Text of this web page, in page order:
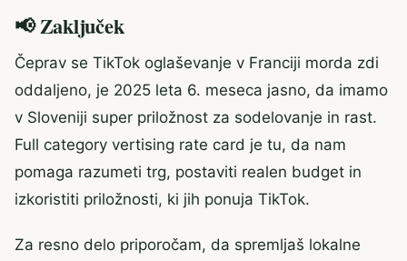
📢 Zaključek
Čeprav se TikTok oglaševanje v Franciji morda zdi
oddaljeno, je 2025 leta 6. meseca jasno, da imamo
v Sloveniji super priložnost za sodelovanje in rast.
Full category vertising rate card je tu, da nam
pomaga razumeti trg, postaviti realen budget in
izkoristiti priložnosti, ki jih ponuja TikTok.
Za resno delo priporočam, da spremljaš lokalne